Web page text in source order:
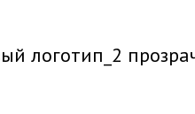
логотип_2